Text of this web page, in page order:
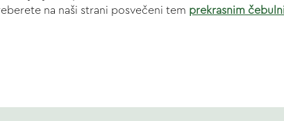
na naši strani posvečeni tem prekrasnim